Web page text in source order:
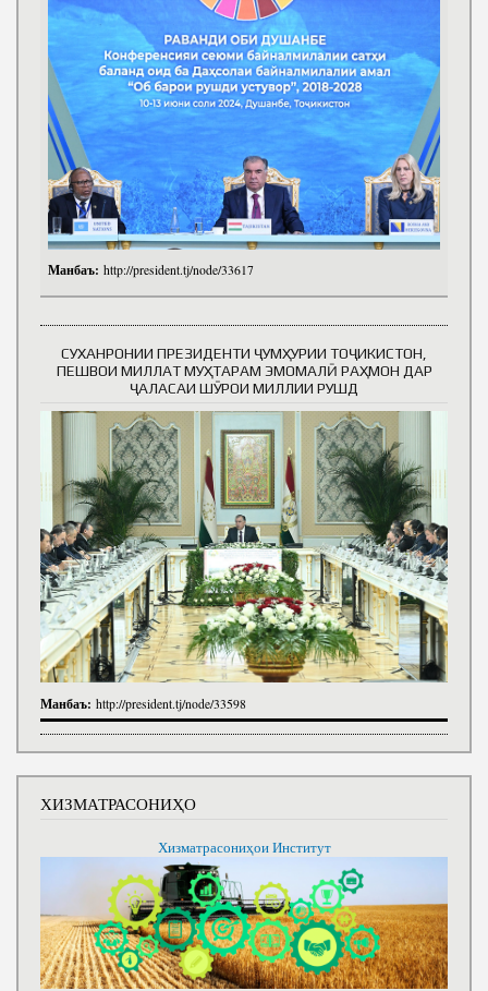
Манбаъ: http://president.tj/node/33617
СУХАНРОНИИ ПРЕЗИДЕНТИ ҶУМҲУРИИ ТОҶИКИСТОН,
ПЕШВОИ МИЛЛАТ МУҲТАРАМ ЭМОМАЛӢ РАҲМОН ДАР
ҶАЛАСАИ ШӮРОИ МИЛЛИИ РУШД
Манбаъ: http://president.tj/node/33598
ХИЗМАТРАСОНИҲО
Хизматрасониҳои Институт